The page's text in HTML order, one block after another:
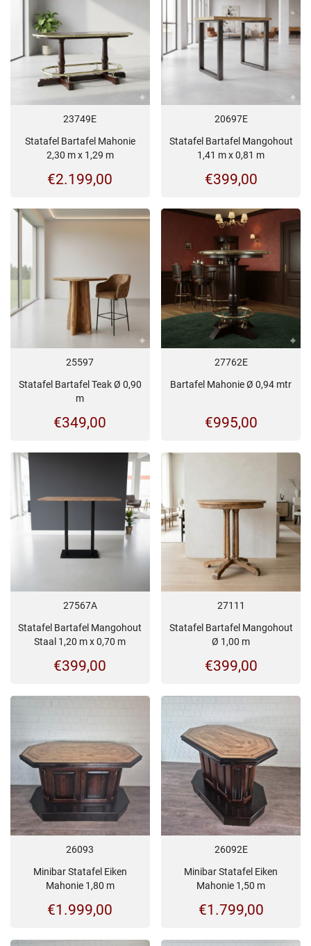
23749E
Statafel Bartafel Mahonie
2,30 m x 1,29 m
€2.199,00
20697E
Statafel Bartafel Mangohout
1,41 m x 0,81 m
€399,00
25597
Statafel Bartafel Teak Ø 0,90
m
€349,00
27762E
Bartafel Mahonie Ø 0,94 mtr
€995,00
27567A
Statafel Bartafel Mangohout
Staal 1,20 m x 0,70 m
€399,00
27111
Statafel Bartafel Mangohout
Ø 1,00 m
€399,00
26093
Minibar Statafel Eiken
Mahonie 1,80 m
€1.999,00
26092E
Minibar Statafel Eiken
Mahonie 1,50 m
€1.799,00